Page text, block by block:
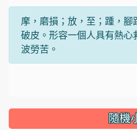
摩，磨損；放，至；踵，
破皮。形容一個人具有熱
波勞苦。
隨機